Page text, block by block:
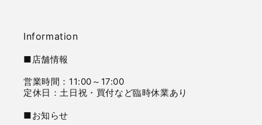
Information
■店舗情報
営業時間：11:00～17:00
定休日：土日祝・買付など臨時休業あり
■お知らせ